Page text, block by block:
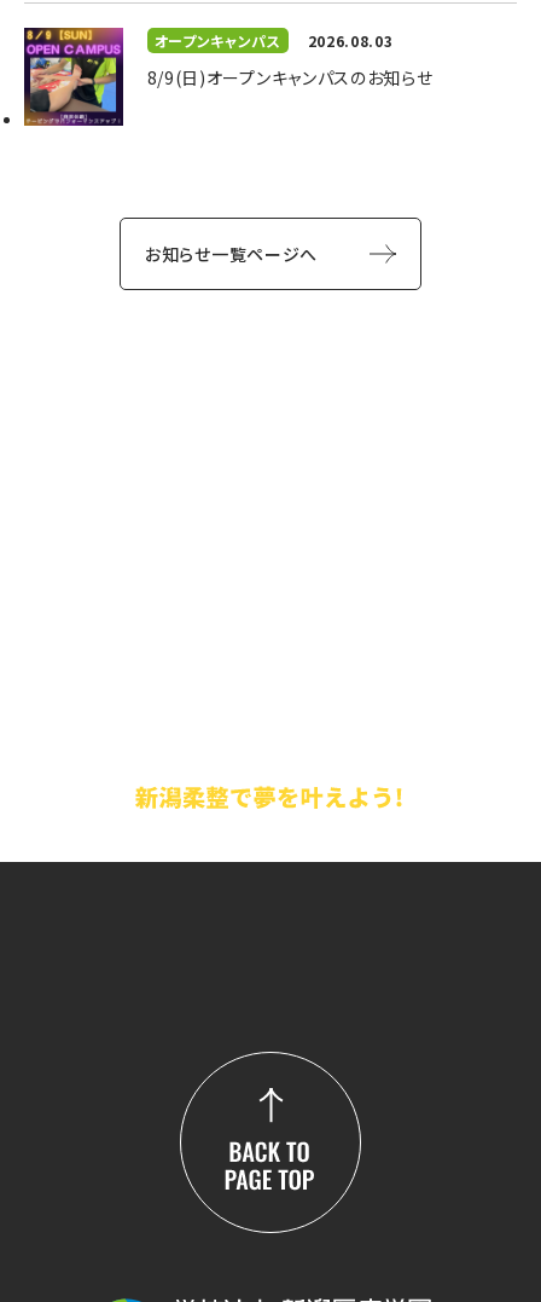
オープンキャンパス 2026.08.03
8/9(日)オープンキャンパスのお知らせ
お知らせ一覧ページへ